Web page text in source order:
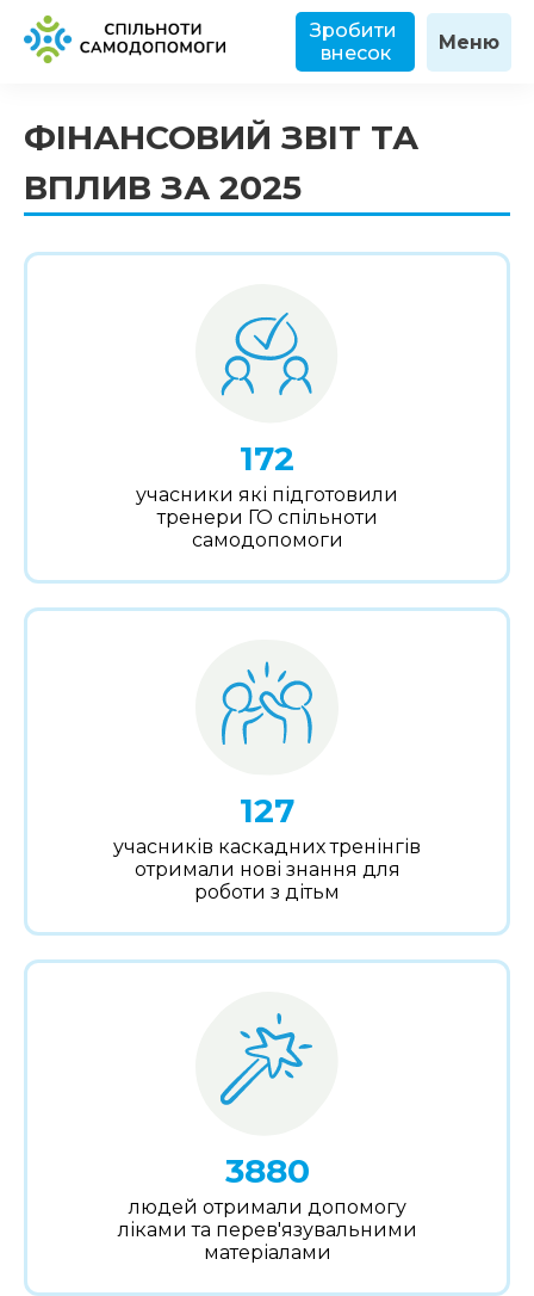
Зробити
внесок
Меню
ФІНАНСОВИЙ ЗВІТ ТА
ВПЛИВ ЗА 2025
172
учасники які підготовили
тренери ГО спільноти
самодопомоги
127
учасників каскадних тренінгів
отримали нові знання для
роботи з дітьм
3880
людей отримали допомогу
ліками та перев'язувальними
матеріалами